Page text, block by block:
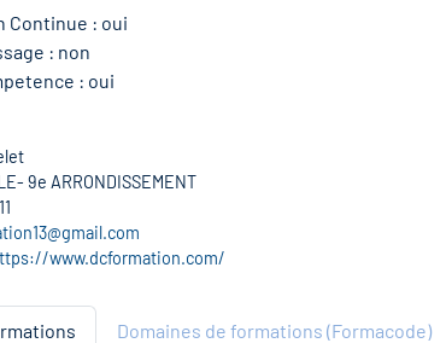
Continue : oui
: non
: oui
9e ARRONDISSEMENT
www.dcformation.com/
Domaines de formations (Formacode)